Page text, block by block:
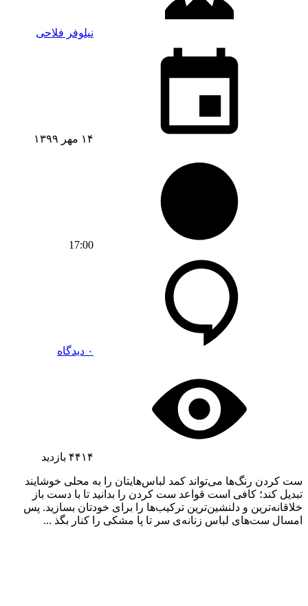
نیلوفر فلاحی
۱۴ مهر ۱۳۹۹
17:00
۰ دیدگاه
۴۴۱۴ بازدید
ست کردن رنگ‌ها می‌تواند کمد لباس‌هایتان را به محلی خوشایند
تبدیل کند؛ کافی است قواعد ست کردن را بدانید تا با دست باز
خلاقانه‌ترین و دلنشین‌ترین ترکیب‌ها را برای خودتان بسازید. پس
امسال ست‌های لباس زنانه‌ی سر تا پا مشکی را کنار بگذ ...